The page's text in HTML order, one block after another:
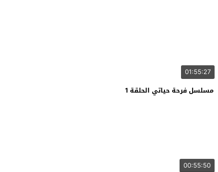
01:55:27
مسلسل فرحة حياتي الحلقة 1
00:55:50